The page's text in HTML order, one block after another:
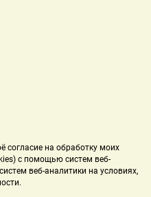
согласие на обработку моих
с помощью систем веб-
веб-аналитики на условиях,